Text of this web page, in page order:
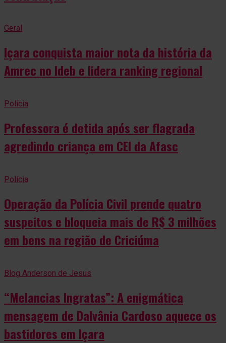
Geral
Içara conquista maior nota da história da
Amrec no Ideb e lidera ranking regional
Polícia
Professora é detida após ser flagrada
agredindo criança em CEI da Afasc
Polícia
Operação da Polícia Civil prende quatro
suspeitos e bloqueia mais de R$ 3 milhões
em bens na região de Criciúma
Blog Anderson de Jesus
“Melancias Ingratas”: A enigmática
mensagem de Dalvânia Cardoso aquece os
bastidores em Içara